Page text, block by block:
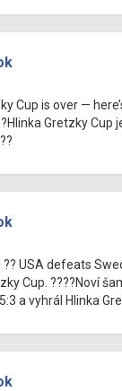
Cup is over —
Gretzky Cup
?? USA defeats
Cup. ????Noví
a vyhrál Hlinka